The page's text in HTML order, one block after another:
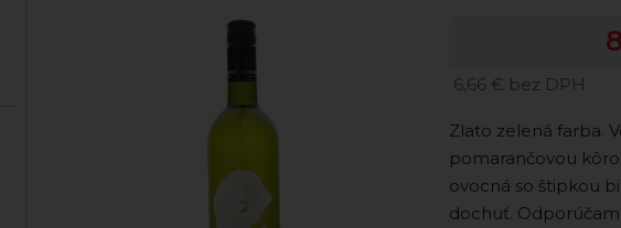
6,66 € bez DPH
Zlato zelená farba.
pomarančovou
ovocná so štipkou
dochuť.